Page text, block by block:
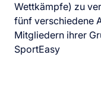
Wettkämpfe) zu
fünf verschiedene
Mitgliedern ihrer
SportEasy